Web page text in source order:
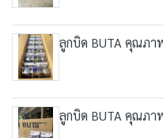
ลูกบิด BUTA คุณภา
ลูกบิด BUTA คุณภา